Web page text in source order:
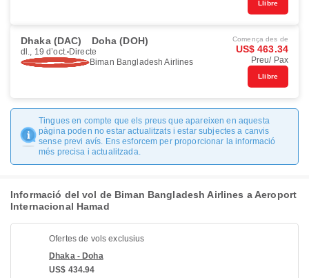
Llibre
Dhaka (DAC) Doha (DOH)
dl., 19 d’oct. Directe
Biman Bangladesh Airlines
Comença des de
US$ 463.34
Preu/ Pax
Llibre
Tingues en compte que els preus que apareixen en aquesta
pàgina poden no estar actualitzats i estar subjectes a canvis
sense previ avís. Ens esforcem per proporcionar la informació
més precisa i actualitzada.
Informació del vol de Biman Bangladesh Airlines a Aeroport
Internacional Hamad
Ofertes de vols exclusius
Dhaka - Doha
US$ 434.94